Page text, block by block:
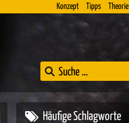
Konzept Tipps Theorie
Häufige Schlagworte